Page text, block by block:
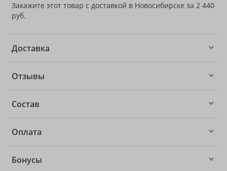
Закажите этот товар с доставкой в Новосибирске за 2 440
руб.
Доставка
Отзывы
Состав
Оплата
Бонусы